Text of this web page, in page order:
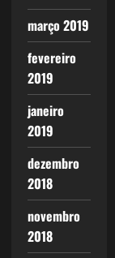
março 2019
fevereiro
2019
janeiro
2019
dezembro
2018
novembro
2018